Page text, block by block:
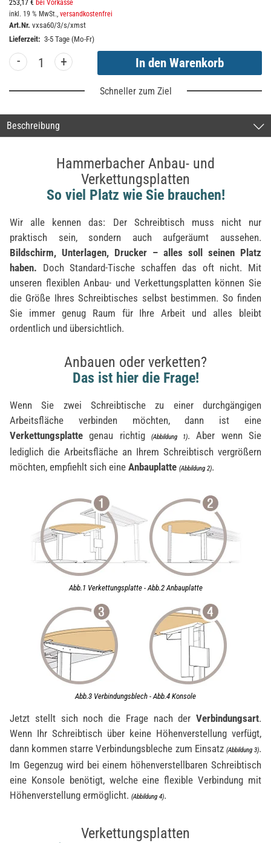
253,17 € bei Vorkasse
inkl. 19 % MwSt., versandkostenfrei
Art.Nr. vxsa60/3/s/xmst
Lieferzeit: 3-5 Tage (Mo-Fr)
- +
Schneller zum Ziel
Beschreibung
Hammerbacher Anbau- und
Verkettungsplatten
So viel Platz wie Sie brauchen!
Wir alle kennen das: Der Schreibtisch muss nicht nur
praktisch sein, sondern auch aufgeräumt aussehen.
Bildschirm, Unterlagen, Drucker – alles soll seinen Platz
haben. Doch Standard-Tische schaffen das oft nicht. Mit
unseren flexiblen Anbau- und Verkettungsplatten können Sie
die Größe Ihres Schreibtisches selbst bestimmen. So finden
Sie immer genug Raum für Ihre Arbeit und alles bleibt
ordentlich und übersichtlich.
Anbauen oder verketten?
Das ist hier die Frage!
Wenn Sie zwei Schreibtische zu einer durchgängigen
Arbeitsfläche verbinden möchten, dann ist eine
Verkettungsplatte genau richtig (Abbildung 1). Aber wenn Sie
lediglich die Arbeitsfläche an Ihrem Schreibtisch vergrößern
möchten, empfiehlt sich eine Anbauplatte (Abbildung 2).
Abb.1 Verkettungsplatte - Abb.2 Anbauplatte
Abb.3 Verbindungsblech - Abb.4 Konsole
Jetzt stellt sich noch die Frage nach der Verbindungsart.
Wenn Ihr Schreibtisch über keine Höhenverstellung verfügt,
dann kommen starre Verbindungsbleche zum Einsatz (Abbildung 3).
Im Gegenzug wird bei einem höhenverstellbaren Schreibtisch
eine Konsole benötigt, welche eine flexible Verbindung mit
Höhenverstellung ermöglicht. (Abbildung 4).
Verkettungsplatten